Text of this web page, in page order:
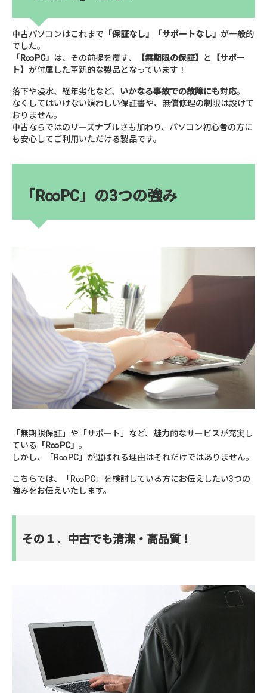
中古パソコンはこれまで 「保証なし」「サポートなし」 が一般的
でした。
「R∞PC」 は、その前提を覆す、 【無期限の保証】 と
【サポー
ト】 が付属した革新的な製品となっています！
落下や浸水、経年劣化など、 いかなる事故での故障にも対応。
なくしてはいけない煩わしい保証書や、無償修理の制限は設けて
おりません。
中古ならではのリーズナブルさも加わり、パソコン初心者の方に
も安心してご利用いただける製品です。
「R∞PC」の3つの強み
「無期限保証」や「サポート」など、魅力的なサービスが充実し
ている
「R∞PC」 。
しかし、「R∞PC」が選ばれる理由はそれだけではありません。
こちらでは、「R∞PC」を検討している方にお伝えしたい3つの
強みをお伝えいたします。
その１．中古でも清潔・高品質！